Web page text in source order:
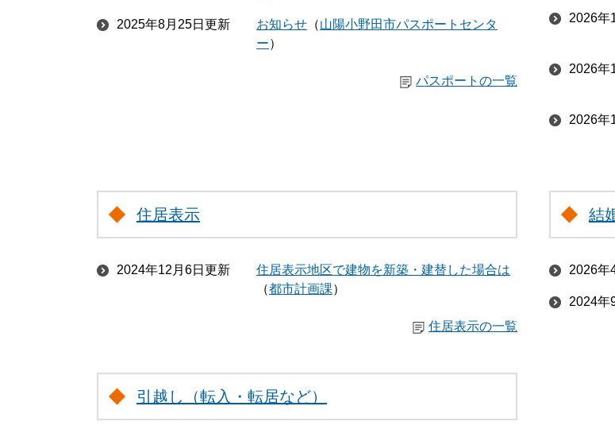
2025年8月25日更新 お知らせ
山陽小野田市パスポートセンタ
ー
パスポートの一覧
2026年
2026年
2026年
住居表示
2024年12月6日更新
住居表示地区で建物を新築・建替した場合は
都市計画課
住居表示の一覧
結
2026年
2024年
引越し（転入・転居など）